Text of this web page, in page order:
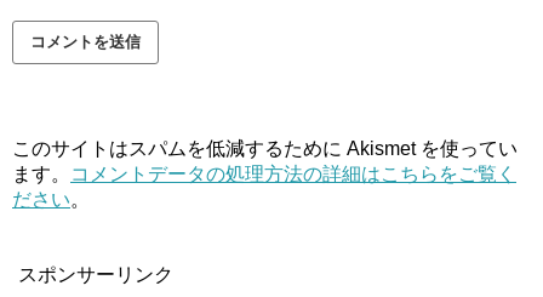
このサイトはスパムを低減するために Akismet を使ってい
ます。
コメントデータの処理方法の詳細はこちらをご覧く
ださい。
スポンサーリンク